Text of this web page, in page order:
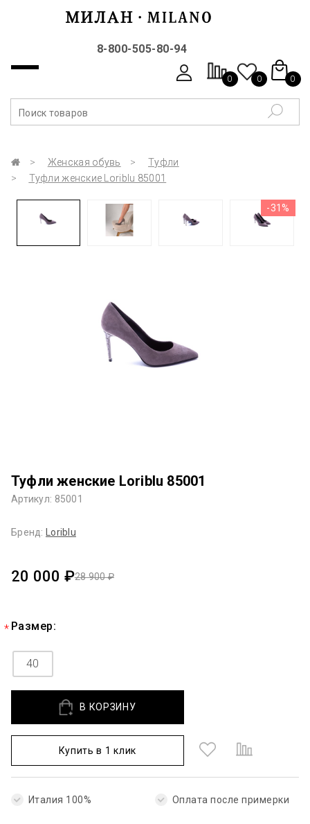
8-800-505-80-94
0 0 0
Женская обувь
Туфли
Туфли женские Loriblu 85001
-31%
Туфли женские Loriblu 85001
Артикул: 85001
Бренд: Loriblu
28 900 ₽
20 000 ₽
Размер:
40
В КОРЗИНУ
Купить в 1 клик
Италия 100% Оплата после примерки